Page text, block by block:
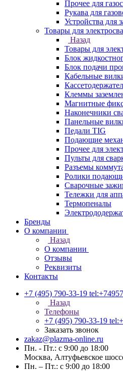
Прочее для
Рукава для
Устройства для
Товары для
Назад
Товары для
Блок
Блок подачи
Кабельные
Клеммы
Магнитные
Наконечники
Панельные
Педали TIG
Подающие
Прочее для
Пульты для
Разъемы
Ролики
Сварочные
Тележки для
Термопеналы
Бренды
О компании
Назад
О компании
Отзывы
Реквизиты
Контакты
+7 (495) 790-33-19
Назад
Телефоны
+7 (495) 790-33-19
Заказать звонок
zakaz@plazma-online.ru
Пн. - Пт.: с 9:00 до 18:00
Москва, Алтуфьевское
Пн. – Пт.: с 9:00 до 18:00